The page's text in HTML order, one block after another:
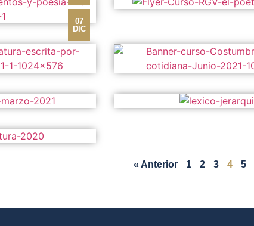
07
DIC
« Anterior 1 2 3 4 5